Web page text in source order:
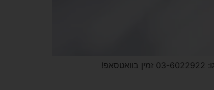
ד"ר גל אבישי – מומחה בכירורגיית הפה והלסתות הברזל 25, תל אביב משה שרת 66, תל אביב רחוב ברנר 38, הרצליה חייגו: 03-6022922 זמין בוואטסאפ!